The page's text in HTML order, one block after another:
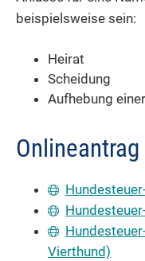
beispielsweise sein:
Heirat
Scheidung
Aufhebung
Vierthund)